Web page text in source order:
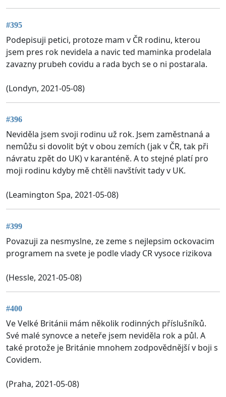
#395
Podepisuji petici, protoze mam v ČR rodinu, kterou
jsem pres rok nevidela a navic ted maminka prodelala
zavazny prubeh covidu a rada bych se o ni postarala.
(Londyn, 2021-05-08)
#396
Neviděla jsem svoji rodinu už rok. Jsem zaměstnaná a
nemůžu si dovolit být v obou zemích (jak v ČR, tak při
návratu zpět do UK) v karanténě. A to stejné platí pro
moji rodinu kdyby mě chtěli navštívit tady v UK.
(Leamington Spa, 2021-05-08)
#399
Povazuji za nesmyslne, ze zeme s nejlepsim ockovacim
programem na svete je podle vlady CR vysoce rizikova
(Hessle, 2021-05-08)
#400
Ve Velké Británii mám několik rodinných příslušníků.
Své malé synovce a neteře jsem neviděla rok a půl. A
také protože je Británie mnohem zodpovědnější v boji s
Covidem.
(Praha, 2021-05-08)